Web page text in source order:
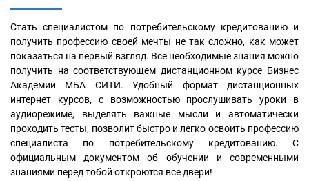
Стать специалистом по потребительскому кредитованию и
получить профессию своей мечты не так сложно, как может
показаться на первый взгляд. Все необходимые знания можно
получить на соответствующем дистанционном курсе Бизнес
Академии МБА СИТИ. Удобный формат дистанционных
интернет курсов, с возможностью прослушивать уроки в
аудиорежиме, выделять важные мысли и автоматически
проходить тесты, позволит быстро и легко освоить профессию
специалиста по потребительскому кредитованию. С
официальным документом об обучении и современными
знаниями перед тобой откроются все двери!